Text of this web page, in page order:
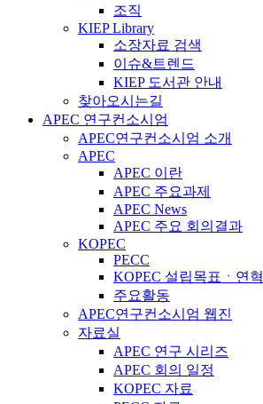
조직
KIEP Library
소장자료 검색
이슈&트렌드
KIEP 도서관 안내
찾아오시는길
APEC 연구컨소시엄
APEC연구컨소시엄 소개
APEC
APEC 이란
APEC 주요과제
APEC News
APEC 주요 회의결과
KOPEC
PECC
KOPEC 설립목표ㆍ연혁
주요활동
APEC연구컨소시엄 웹진
자료실
APEC 연구 시리즈
APEC 회의 일정
KOPEC 자료